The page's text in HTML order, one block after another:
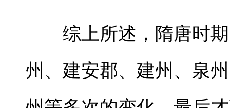
综上所述，隋唐时期
州、建安郡、建州、泉